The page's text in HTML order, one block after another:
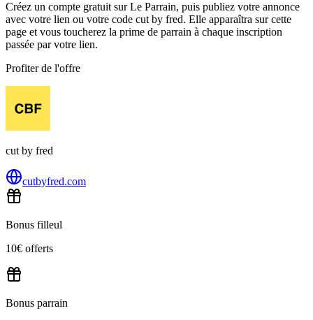
Créez un compte gratuit sur Le Parrain, puis publiez votre annonce
avec votre lien ou votre code cut by fred. Elle apparaîtra sur cette
page et vous toucherez la prime de parrain à chaque inscription
passée par votre lien.
Profiter de l'offre
cut by fred
cutbyfred.com
Bonus filleul
10€ offerts
Bonus parrain